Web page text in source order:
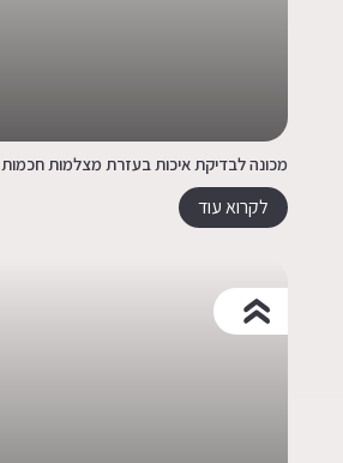
מכונה לבדיקת איכות בעזרת מצלמות חכמות
לקרוא עוד